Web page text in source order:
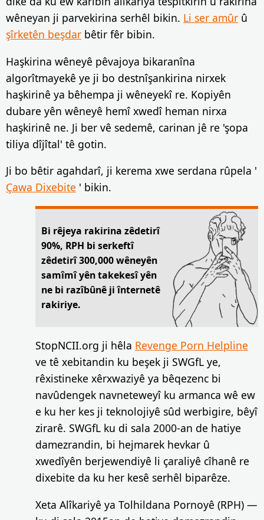
wêneyan ji parvekirina serhêl bikin. Li ser amûr û
şîrketên beşdar bêtir fêr bibin.
Haşkirina wêneyê pêvajoya bikaranîna
algorîtmayekê ye ji bo destnîşankirina nirxek
haşkirinê ya bêhempa ji wêneyekî re. Kopiyên
dubare yên wêneyê hemî xwedî heman nirxa
haşkirinê ne. Ji ber vê sedemê, carinan jê re 'şopa
tiliya dîjîtal' tê gotin.
Ji bo bêtir agahdarî, ji kerema xwe serdana rûpela '
Çawa Dixebite ' bikin.
Bi rêjeya rakirina zêdetirî
90%, RPH bi serkeftî
zêdetirî 300,000 wêneyên
samîmî yên takekesî yên
ne bi razîbûnê ji înternetê
rakiriye.
StopNCII.org ji hêla Revenge Porn Helpline
ve tê xebitandin ku beşek ji SWGfL ye,
rêxistineke xêrxwaziyê ya bêqezenc bi
navûdengek navneteweyî ku armanca wê ew
e ku her kes ji teknolojiyê sûd werbigire, bêyî
zirarê. SWGfL ku di sala 2000-an de hatiye
damezrandin, bi hejmarek hevkar û
xwedîyên berjewendiyê li çaraliyê cîhanê re
dixebite da ku her kesê serhêl biparêze.
Xeta Alîkariyê ya Tolhildana Pornoyê (RPH) —